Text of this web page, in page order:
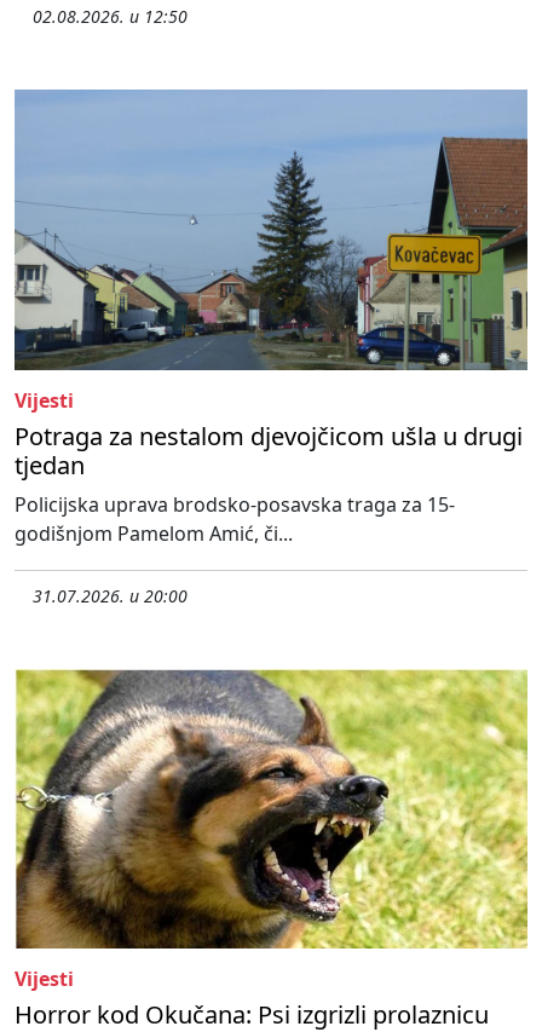
02.08.2026. u 12:50
Vijesti
Potraga za nestalom djevojčicom ušla u drugi
tjedan
Policijska uprava brodsko-posavska traga za 15-
godišnjom Pamelom Amić, či...
31.07.2026. u 20:00
Vijesti
Horror kod Okučana: Psi izgrizli prolaznicu